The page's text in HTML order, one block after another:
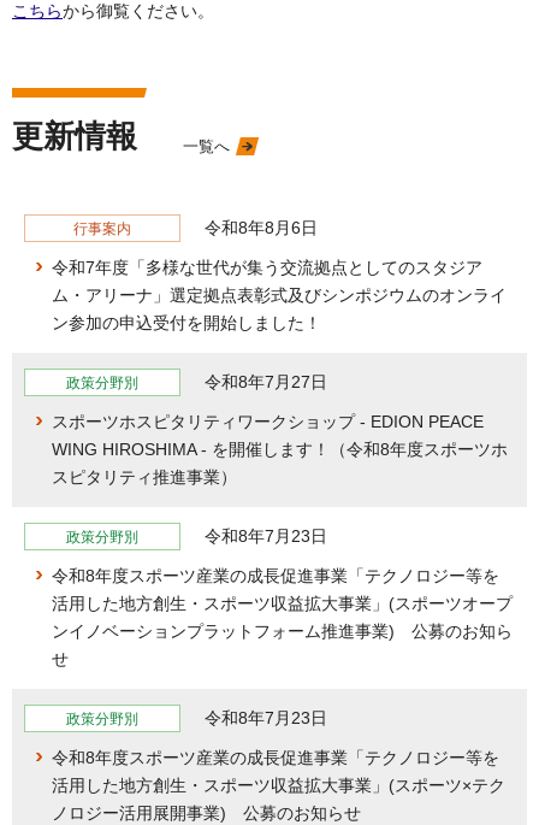
こちらから御覧ください。
更新情報 一覧へ
行事案内 令和8年8月6日
令和7年度「多様な世代が集う交流拠点としてのスタジア
ム・アリーナ」選定拠点表彰式及びシンポジウムのオンライ
ン参加の申込受付を開始しました！
政策分野別 令和8年7月27日
スポーツホスピタリティワークショップ - EDION PEACE
WING HIROSHIMA - を開催します！（令和8年度スポーツホ
スピタリティ推進事業）
政策分野別 令和8年7月23日
令和8年度スポーツ産業の成長促進事業「テクノロジー等を
活用した地方創生・スポーツ収益拡大事業」(スポーツオープ
ンイノベーションプラットフォーム推進事業) 公募のお知ら
せ
政策分野別 令和8年7月23日
令和8年度スポーツ産業の成長促進事業「テクノロジー等を
活用した地方創生・スポーツ収益拡大事業」(スポーツ×テク
ノロジー活用展開事業) 公募のお知らせ